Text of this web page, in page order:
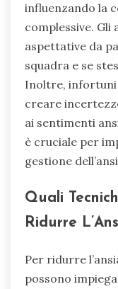
influenzando la
complessive.
aspettative da
squadra e se
Inoltre, infortuni
creare
ai sentimenti
è cruciale per
gestione
Quali
Ridurre
Per ridurre
possono